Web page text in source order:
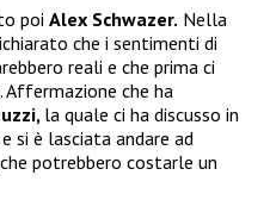
poi Alex Schwazer. Nella
che i sentimenti di
reali e che prima ci
Affermazione che ha
la quale ci ha discusso in
si è lasciata andare ad
potrebbero costarle un